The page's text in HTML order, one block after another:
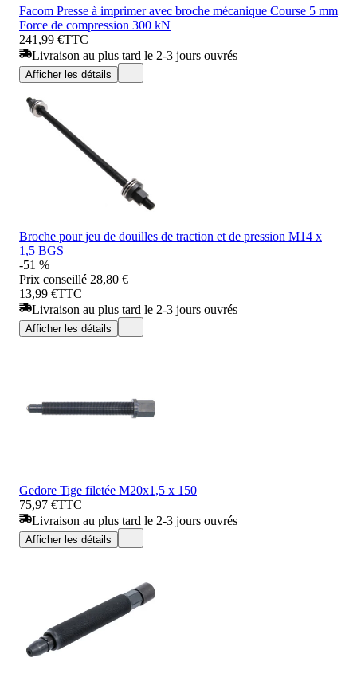
Facom Presse à imprimer avec broche mécanique Course 5 mm
Force de compression 300 kN
241,99 €TTC
Livraison au plus tard le 2-3 jours ouvrés
Afficher les détails
Broche pour jeu de douilles de traction et de pression M14 x
1,5 BGS
-51 %
Prix conseillé 28,80 €
13,99 €TTC
Livraison au plus tard le 2-3 jours ouvrés
Afficher les détails
Gedore Tige filetée M20x1,5 x 150
75,97 €TTC
Livraison au plus tard le 2-3 jours ouvrés
Afficher les détails